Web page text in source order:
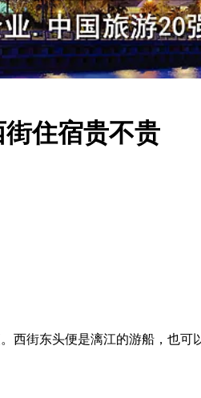
住宿贵不贵
街东头便是漓江的游船，也可